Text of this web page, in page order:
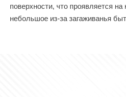
поверхности, что проявляется
небольшое из-за загаживанья